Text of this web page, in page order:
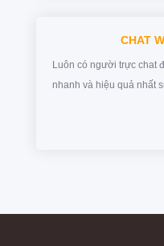
CHAT
Luôn có người trực chat
nhanh và hiệu quả nhất